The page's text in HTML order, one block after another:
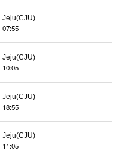
Jeju(CJU)
07:55
Jeju(CJU)
10:05
Jeju(CJU)
18:55
Jeju(CJU)
11:05